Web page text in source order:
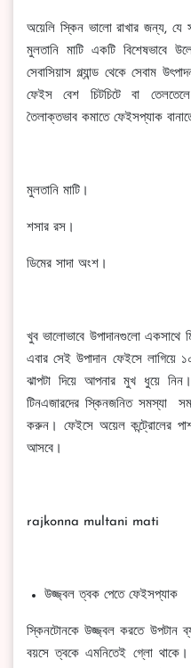
অয়েলি স্কিন ভালো রাখার জন্য,
মুলতানি মাটি একটি বিশেষভাবে
সেবাসিয়াস গ্ল্যান্ড থেকে সেবাম
ফেইস বেশ চিটচিটে বা
তৈলাক্তভাব কমাতে ফেইসপ্যাক
মুলতানি মাটি।
শসার রস।
ডিমের সাদা অংশ।
খুব ভালোভাবে উপাদানগুলো একসাথে
এবার সেই উপাদান ফেইসে লাগিয়ে
ঝাপটা দিয়ে আপনার মুখ ধুয়ে
টিনএজারদের স্কিনজনিত সমস্যা
করুন। ফেইসে অয়েল কন্ট্রোলের
আসবে।
rajkonna multani mati
উজ্জ্বল ত্বক পেতে ফেইসপ্যাক
স্কিনটোনকে উজ্জ্বল করতে উপটান
বয়সে ত্বকে এমনিতেই গ্লো